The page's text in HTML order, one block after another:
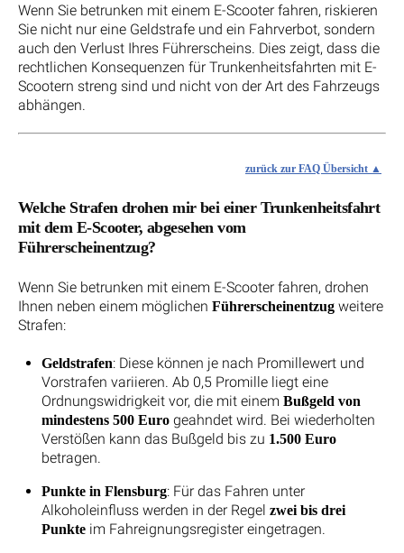
Wenn Sie betrunken mit einem E-Scooter fahren, riskieren
Sie nicht nur eine Geldstrafe und ein Fahrverbot, sondern
auch den Verlust Ihres Führerscheins. Dies zeigt, dass die
rechtlichen Konsequenzen für Trunkenheitsfahrten mit E-
Scootern streng sind und nicht von der Art des Fahrzeugs
abhängen.
zurück zur FAQ Übersicht
Welche Strafen drohen mir bei einer Trunkenheitsfahrt
mit dem E-Scooter, abgesehen vom
Führerscheinentzug?
Wenn Sie betrunken mit einem E-Scooter fahren, drohen
Ihnen neben einem möglichen Führerscheinentzug weitere
Strafen:
Geldstrafen: Diese können je nach Promillewert und
Vorstrafen variieren. Ab 0,5 Promille liegt eine
Ordnungswidrigkeit vor, die mit einem Bußgeld von
mindestens 500 Eurogeahndet wird. Bei wiederholten
Verstößen kann das Bußgeld bis zu 1.500 Euro
betragen.
Punkte in Flensburg: Für das Fahren unter
Alkoholeinfluss werden in der Regel zwei bis drei
Punkteim Fahreignungsregister eingetragen.